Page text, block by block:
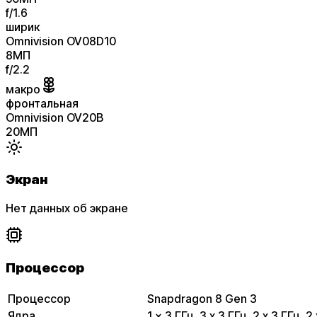
f/1.6
ширик
Omnivision OV08D10
8МП
f/2.2
макро
фронтальная
Omnivision OV20B
20МП
Экран
Нет данных об экране
Процессор
Процессор
Snapdragon 8 Gen 3